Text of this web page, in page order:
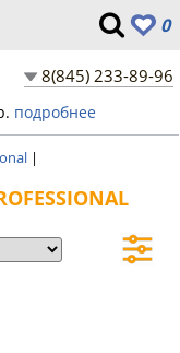
0
8(845) 233-89-96
подробнее
|